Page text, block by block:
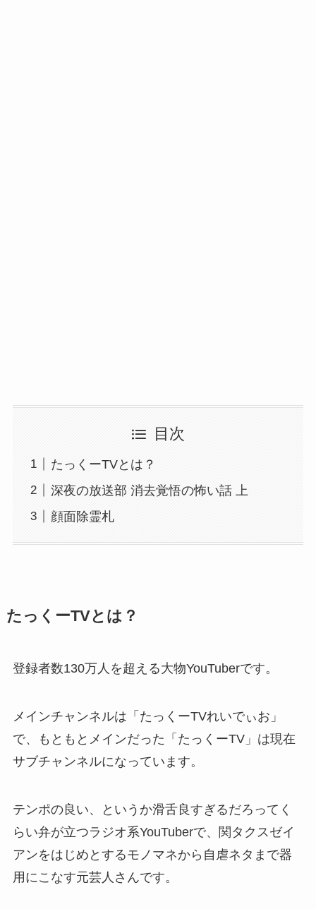
目次
たっくーTVとは？
深夜の放送部 消去覚悟の怖い話 上
顔面除霊札
たっくーTVとは？
登録者数130万人を超える大物YouTuberです。
メインチャンネルは「たっくーTVれいでぃお」
で、もともとメインだった「たっくーTV」は現在
サブチャンネルになっています。
テンポの良い、というか滑舌良すぎるだろってく
らい弁が立つラジオ系YouTuberで、関タクスゼイ
アンをはじめとするモノマネから自虐ネタまで器
用にこなす元芸人さんです。